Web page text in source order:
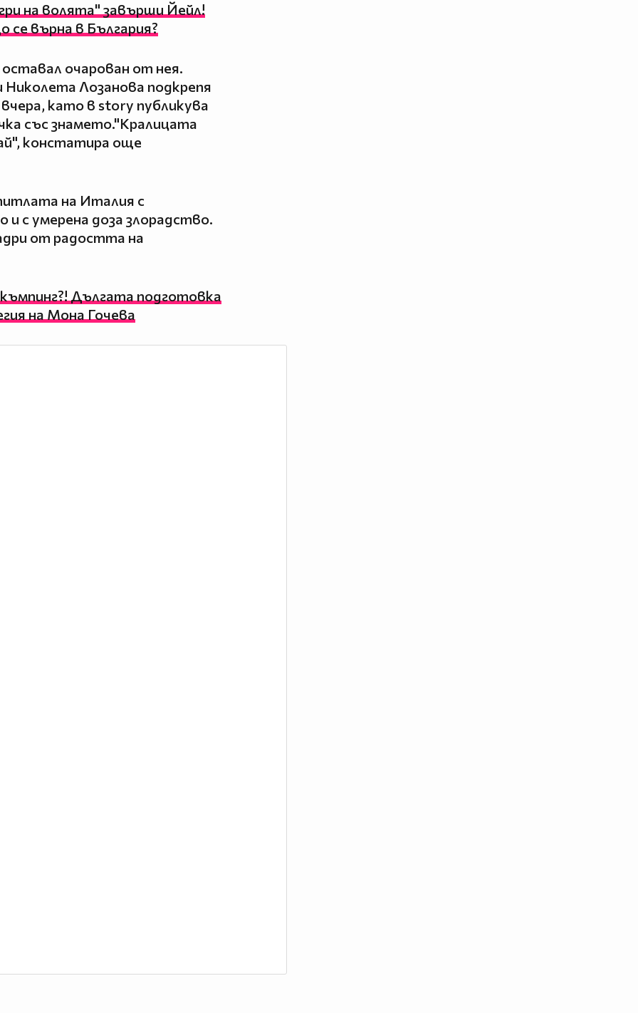
на волята" завърши Йейл!
се върна в България?
очарован от нея.
Лозанова подкрепя
като в story публикува
със знамето."Кралицата
констатира още
на Италия с
и с умерена доза злорадство.
от радостта на
Дългата подготовка
на Мона Гочева